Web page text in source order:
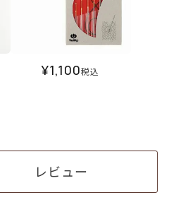
¥1,100税込
レビュー